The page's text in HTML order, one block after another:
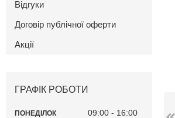
Відгуки
Договір публічної оферти
Акції
ГРАФІК РОБОТИ
ПОНЕДІЛОК 09:00 16:00